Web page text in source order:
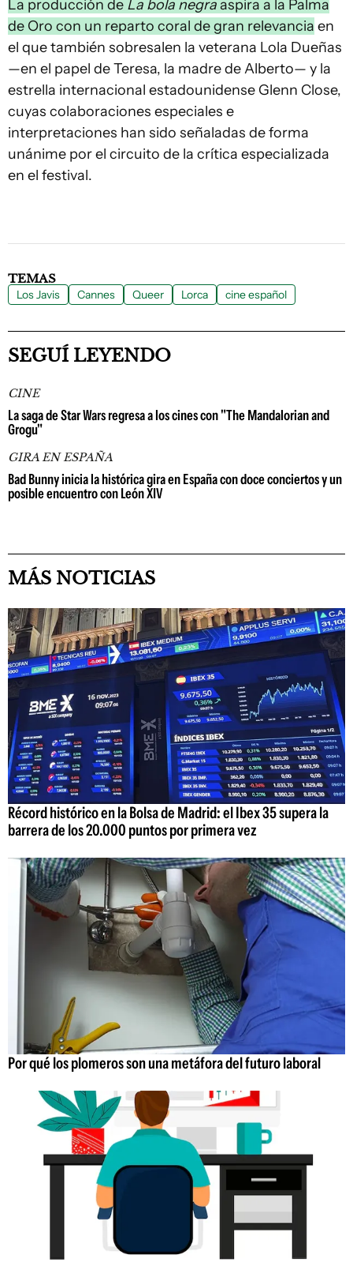
La producción de La bola negraaspira a la Palma
de Oro con un reparto coral de gran relevancia en
el que también sobresalen la veterana Lola Dueñas
—en el papel de Teresa, la madre de Alberto— y la
estrella internacional estadounidense Glenn Close,
cuyas colaboraciones especiales e
interpretaciones han sido señaladas de forma
unánime por el circuito de la crítica especializada
en el festival.
TEMAS
Los Javis Cannes Queer Lorca cine español
SEGUÍ LEYENDO
CINE
La saga de Star Wars regresa a los cines con "The Mandalorian and
Grogu"
GIRA EN ESPAÑA
Bad Bunny inicia la histórica gira en España con doce conciertos y un
posible encuentro con León XIV
MÁS NOTICIAS
Récord histórico en la Bolsa de Madrid: el Ibex 35 supera la
barrera de los 20.000 puntos por primera vez
Por qué los plomeros son una metáfora del futuro laboral